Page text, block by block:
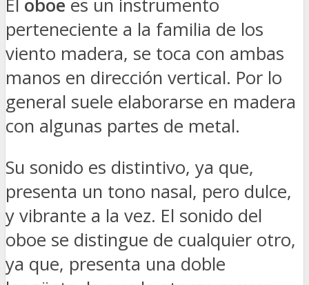
El oboe es un instrumento
perteneciente a la familia de los
viento madera, se toca con ambas
manos en dirección vertical. Por lo
general suele elaborarse en madera
con algunas partes de metal.
Su sonido es distintivo, ya que,
presenta un tono nasal, pero dulce,
y vibrante a la vez. El sonido del
oboe se distingue de cualquier otro,
ya que, presenta una doble